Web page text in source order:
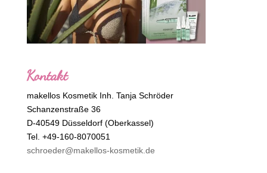
Kontakt
makellos Kosmetik Inh. Tanja Schröder
Schanzenstraße 36
D-40549 Düsseldorf (Oberkassel)
Tel. +49-160-8070051
schroeder@makellos-kosmetik.de